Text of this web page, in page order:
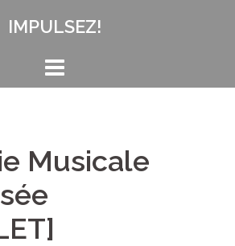
IMPULSEZ!
Musicale